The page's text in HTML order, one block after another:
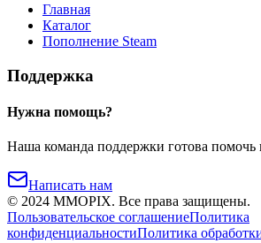
Главная
Каталог
Пополнение Steam
Поддержка
Нужна помощь?
Наша команда поддержки готова помочь
Написать нам
© 2024 MMOPIX. Все права защищены.
Пользовательское соглашениеПолитика
конфиденциальностиПолитика